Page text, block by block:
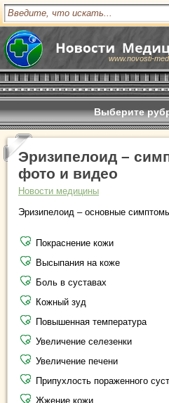
www.novosti-
Выберите
Эризипелоид –
фото и видео
Новости медицины
Эризипелоид – основные
Покраснение кожи
Высыпания на коже
Боль в суставах
Кожный зуд
Повышенная температура
Увеличение селезенки
Увеличение печени
Припухлость пораженного
Жжение кожи